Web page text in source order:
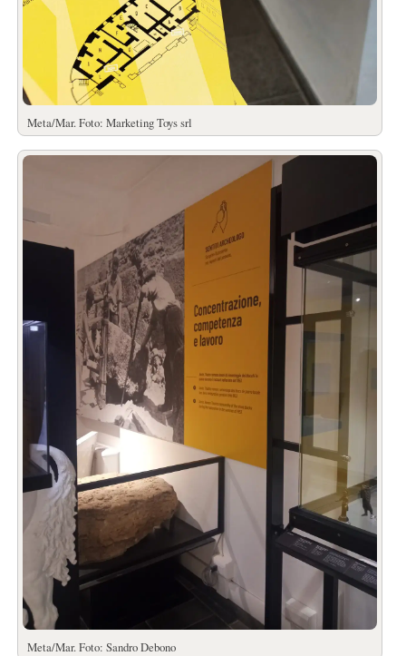
Meta/Mar. Foto: Marketing Toys srl
Meta/Mar. Foto: Sandro Debono